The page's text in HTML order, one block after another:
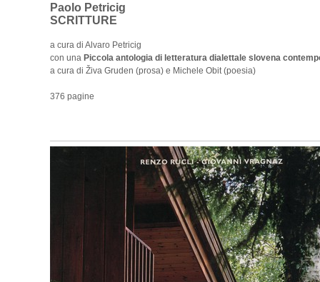
Paolo Petricig
SCRITTURE
a cura di Alvaro Petricig
con una Piccola antologia di letteratura dialettale slovena
a cura di Živa Gruden (prosa) e Michele Obit (poesia)
376 pagine